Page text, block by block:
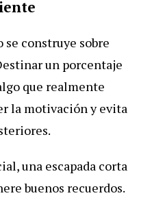
construye sobre
un porcentaje
que realmente
la motivación y evita
una escapada corta
buenos recuerdos.